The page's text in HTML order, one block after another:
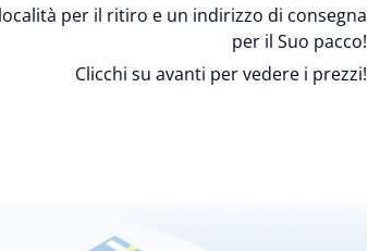
per il ritiro e un indirizzo di consegna
per il Suo pacco!
Clicchi su avanti per vedere i prezzi!